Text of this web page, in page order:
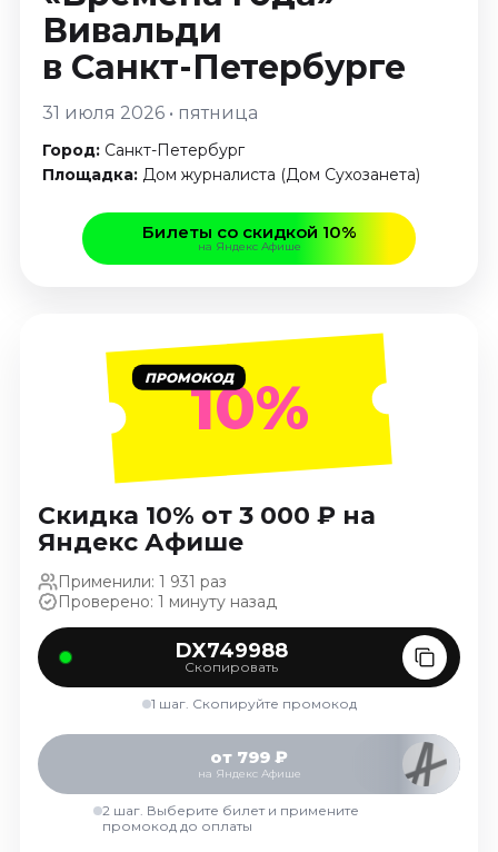
Январь 2027
Стендап
Сентябрь 2026
Октябрь 2026
Ноябрь 2026
Выставки
Экскурсии
Август 2026
Сентябрь 2026
Октябрь 2026
Ноябрь 2026
Декабрь 2026
Спорт
Сентябрь 2026
Декабрь 2026
Август 2026
Сентябрь 2026
Октябрь 2026
Вивальди
в Санкт-Петербурге
31 июля 2026 • пятница
Город: Санкт-Петербург
Площадка: Дом журналиста (Дом Сухозанета)
Билеты со скидкой 10%
на Яндекс Афише
ПРОМОКОД10%
Скидка 10% от 3 000 ₽ на
Яндекс Афише
Применили: 1 931 раз
Проверено: 1 минуту назад
DX749988
Скопировать
1 шаг. Скопируйте промокод
от 799 ₽
на Яндекс Афише
2 шаг. Выберите билет и примените
промокод до оплаты